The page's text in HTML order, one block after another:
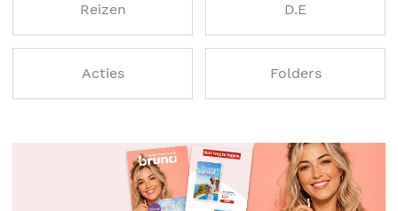
Reizen D.E
Acties Folders